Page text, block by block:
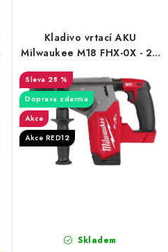
Kladivo vrtací AKU
Milwaukee M18 FHX-0X - 26
mm Fixtec™
28 %
Doprava zdarma
Akce
Akce RED12
Skladem